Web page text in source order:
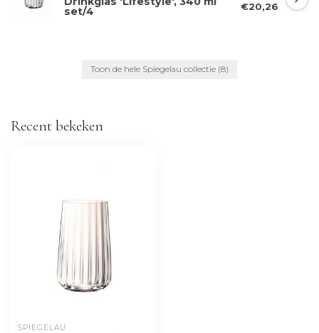
set/4
€20,26
Toon de hele Spiegelau collectie (8)
Recent bekeken
SPIEGELAU